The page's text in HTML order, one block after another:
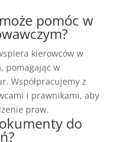
może pomóc w
kierowców w
pomagając w
Współpracujemy z
i prawnikami, aby
praw.
do